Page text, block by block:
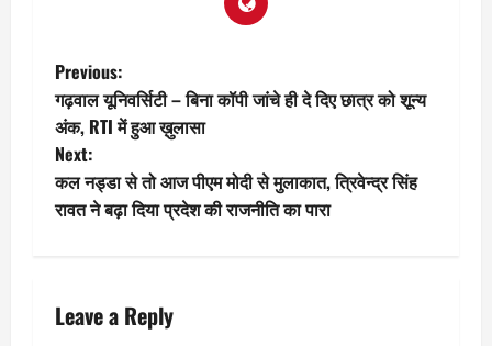
P
o
s
t
a
Previous:
गढ़वाल यूनिवर्सिटी – बिना कॉपी जांचे ही दे दिए छात्र को शून्य
अंक, RTI में हुआ ख़ुलासा
Next:
कल नड्डा से तो आज पीएम मोदी से मुलाकात, त्रिवेन्द्र सिंह
रावत ने बढ़ा दिया प्रदेश की राजनीति का पारा
Leave a Reply